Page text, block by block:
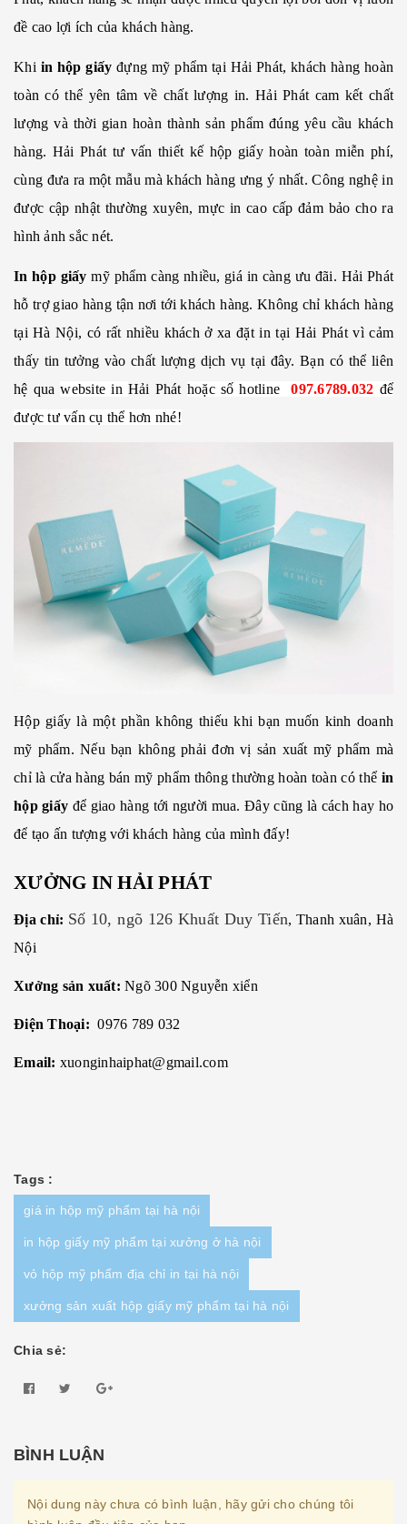
đề cao lợi ích của khách hàng.
Khi in hộp giấy đựng mỹ phẩm tại Hải Phát, khách hàng hoàn
toàn có thể yên tâm về chất lượng in. Hải Phát cam kết chất
lượng và thời gian hoàn thành sản phẩm đúng yêu cầu khách
hàng. Hải Phát tư vấn thiết kế hộp giấy hoàn toàn miễn phí,
cùng đưa ra một mẫu mà khách hàng ưng ý nhất. Công nghệ in
được cập nhật thường xuyên, mực in cao cấp đảm bảo cho ra
hình ảnh sắc nét.
In hộp giấymỹ phẩm càng nhiều, giá in càng ưu đãi. Hải Phát
hỗ trợ giao hàng tận nơi tới khách hàng. Không chỉ khách hàng
tại Hà Nội, có rất nhiều khách ở xa đặt in tại Hải Phát vì cảm
thấy tin tưởng vào chất lượng dịch vụ tại đây. Bạn có thể liên
hệ quawebsite in Hải Phát hoặc số hotline 097.6789.032 để
được tư vấn cụ thể hơn nhé!
Hộp giấy là một phần không thiếu khi bạn muốn kinh doanh
mỹ phẩm. Nếu bạn không phải đơn vị sản xuất mỹ phẩm mà
chỉ là cửa hàng bán mỹ phẩm thông thường hoàn toàn có thể in
hộp giấy để giao hàng tới người mua. Đây cũng là cách hay ho
để tạo ấn tượng với khách hàng của mình đấy!
XƯỞNG IN HẢI PHÁT
Địa chỉ: Số 10, ngõ 126 Khuất Duy Tiến, Thanh xuân, Hà
Nội
Xưởng sản xuất: Ngõ 300 Nguyễn xiển
Điện Thoại: 0976 789 032
Email: xuonginhaiphat@gmail.com
Tags :
giá in hộp mỹ phẩm tại hà nội
in hộp giấy mỹ phẩm tại xưởng ở hà nội
vỏ hộp mỹ phẩm địa chỉ in tại hà nội
xưởng sản xuất hộp giấy mỹ phẩm tại hà nội
Chia sẻ:
BÌNH LUẬN
Nội dung này chưa có bình luận, hãy gửi cho chúng tôi